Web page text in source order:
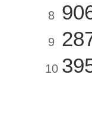
8
9
10